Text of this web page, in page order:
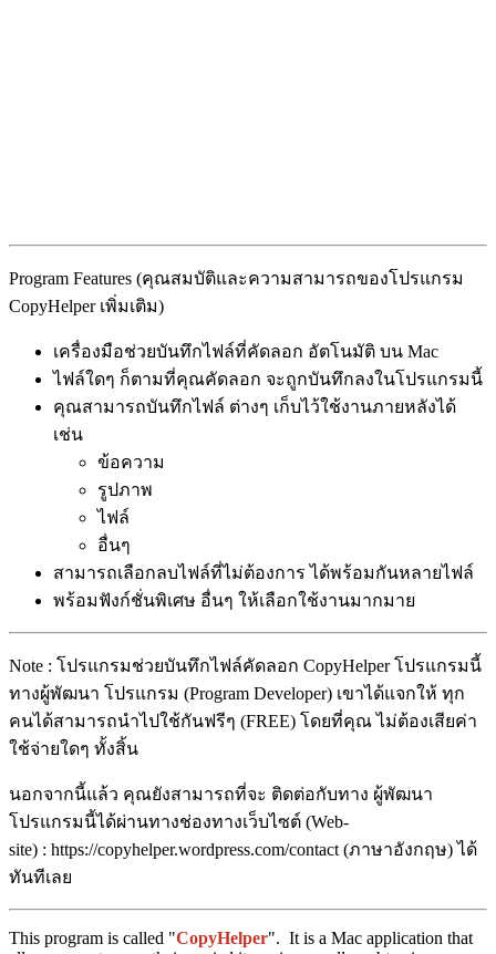
Program Features (คุณสมบัติและความสามารถของโปรแกรม
CopyHelper เพิ่มเติม)
เครื่องมือช่วยบันทึกไฟล์ที่คัดลอก อัตโนมัติ บน Mac
ไฟล์ใดๆ ก็ตามที่คุณคัดลอก จะถูกบันทึกลงในโปรแกรมนี้
คุณสามารถบันทึกไฟล์ ต่างๆ เก็บไว้ใช้งานภายหลังได้
เช่น
ข้อความ
รูปภาพ
ไฟล์
อื่นๆ
สามารถเลือกลบไฟล์ที่ไม่ต้องการ ได้พร้อมกันหลายไฟล์
พร้อมฟังก์ชั่นพิเศษ อื่นๆ ให้เลือกใช้งานมากมาย
Note : โปรแกรมช่วยบันทึกไฟล์คัดลอก CopyHelper โปรแกรมนี้
ทางผู้พัฒนา โปรแกรม (Program Developer) เขาได้แจกให้ ทุก
คนได้สามารถนำไปใช้กันฟรีๆ (FREE) โดยที่คุณ ไม่ต้องเสียค่า
ใช้จ่ายใดๆ ทั้งสิ้น
นอกจากนี้แล้ว คุณยังสามารถที่จะ ติดต่อกับทาง ผู้พัฒนา
โปรแกรมนี้ได้ผ่านทางช่องทางเว็บไซต์ (Web-
site) : https://copyhelper.wordpress.com/contact (ภาษาอังกฤษ) ได้
ทันทีเลย
This program is called "CopyHelper". It is a Mac application that